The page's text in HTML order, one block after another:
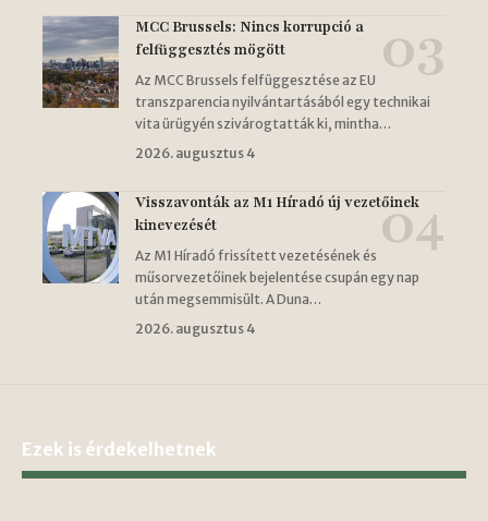
MCC Brussels: Nincs korrupció a
felfüggesztés mögött
Az MCC Brussels felfüggesztése az EU
transzparencia nyilvántartásából egy technikai
vita ürügyén szivárogtatták ki, mintha…
2026. augusztus 4
Visszavonták az M1 Híradó új vezetőinek
kinevezését
Az M1 Híradó frissített vezetésének és
műsorvezetőinek bejelentése csupán egy nap
után megsemmisült. A Duna…
2026. augusztus 4
Ezek is érdekelhetnek